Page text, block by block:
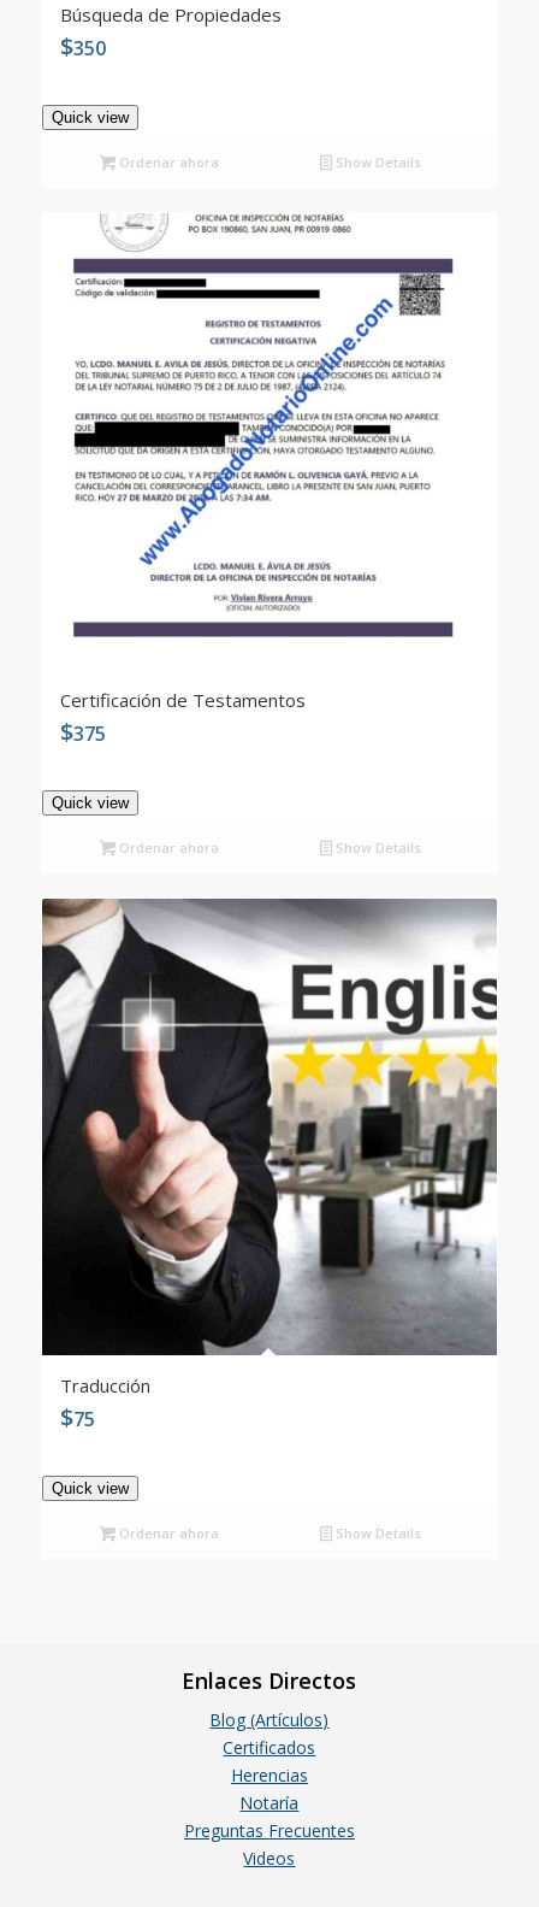
Búsqueda de Propiedades
$350
Quick view
Ordenar ahora Show Details
Certificación de Testamentos
$375
Quick view
Ordenar ahora Show Details
Traducción
$75
Quick view
Ordenar ahora Show Details
Enlaces Directos
Blog (Artículos)
Certificados
Herencias
Notaría
Preguntas Frecuentes
Videos